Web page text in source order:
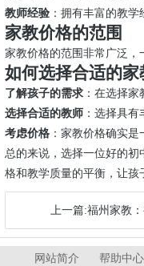
教师经验 ：拥有丰富的教
家教价格的范围
家教价格的范围非常广泛，
如何选择合适的家
了解孩子的需求 ：在选择
选择合适的教师 ：选择具
考虑价格 ：家教价格确实
总的来说，选择一位好的初
格和教学质量的平衡，让孩
上一篇:福州家教
网站简介 帮助中心